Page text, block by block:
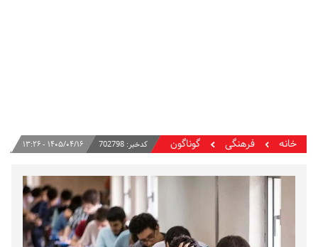
خانه فرهنگی گوناگون کدخبر: 702798 ۱۴۰۵/۰۴/۱۶ - ۱۳:۲۶